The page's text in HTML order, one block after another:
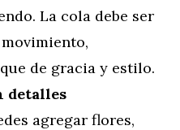
La cola debe ser
de gracia y estilo.
detalles
agregar flores,